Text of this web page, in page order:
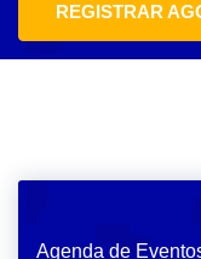
REGISTRAR
Agenda de